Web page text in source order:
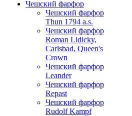
Чешский фарфор
Чешский фарфор
Thun 1794 a.s.
Чешский фарфор
Roman Lidicky,
Carlsbad, Queen's
Crown
Чешский фарфор
Leander
Чешский фарфор
Repast
Чешский фарфор
Rudolf Kampf